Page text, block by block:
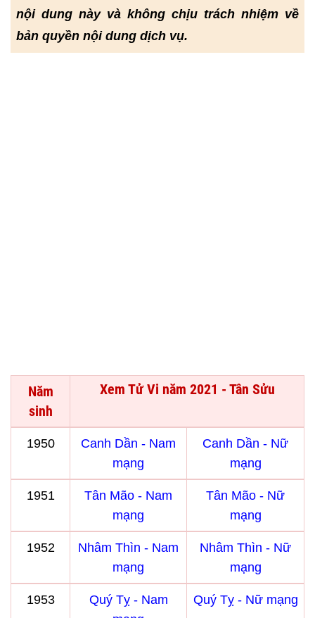
nội dung này và không chịu trách nhiệm về
bản quyền nội dung dịch vụ.
Năm
sinh
Xem Tử Vi năm 2021 - Tân Sửu
1950
Canh Dần - Nam
mạng
Canh Dần - Nữ
mạng
1951
Tân Mão - Nam
mạng
Tân Mão - Nữ
mạng
1952
Nhâm Thìn - Nam
mạng
Nhâm Thìn - Nữ
mạng
1953
Quý Tỵ - Nam
Quý Tỵ - Nữ mạng